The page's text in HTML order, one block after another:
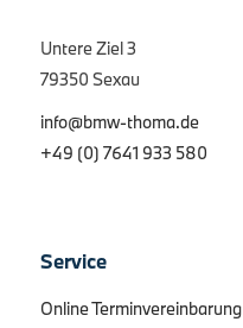
Untere Ziel 3
79350 Sexau
info@bmw-thoma.de
+49 (0) 7641 933 580
Service
Online Terminvereinbarung